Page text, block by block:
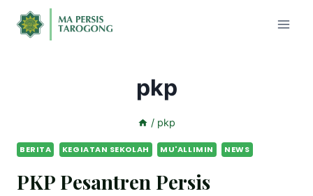
pkp
/ pkp
BERITA KEGIATAN SEKOLAH MU'ALLIMIN NEWS
PKP Pesantren Persis